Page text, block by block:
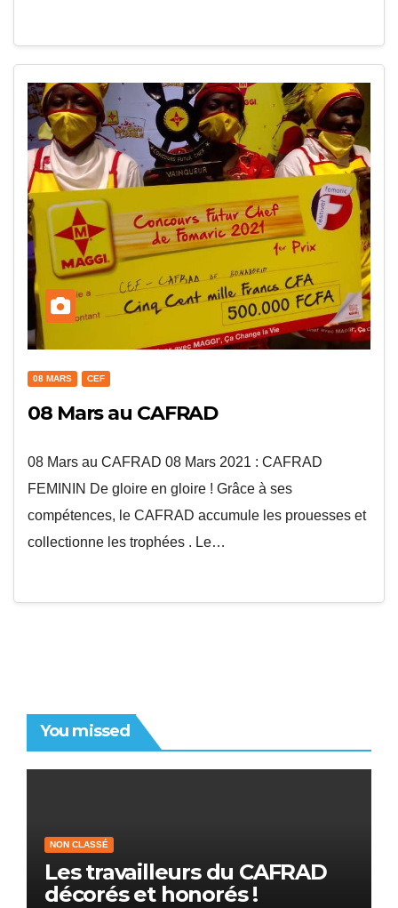
08 MARS CEF
08 Mars au CAFRAD
08 Mars au CAFRAD 08 Mars 2021 : CAFRAD
FEMININ De gloire en gloire ! Grâce à ses
compétences, le CAFRAD accumule les prouesses et
collectionne les trophées . Le…
You missed
NON CLASSÉ
Les travailleurs du CAFRAD
décorés et honorés !